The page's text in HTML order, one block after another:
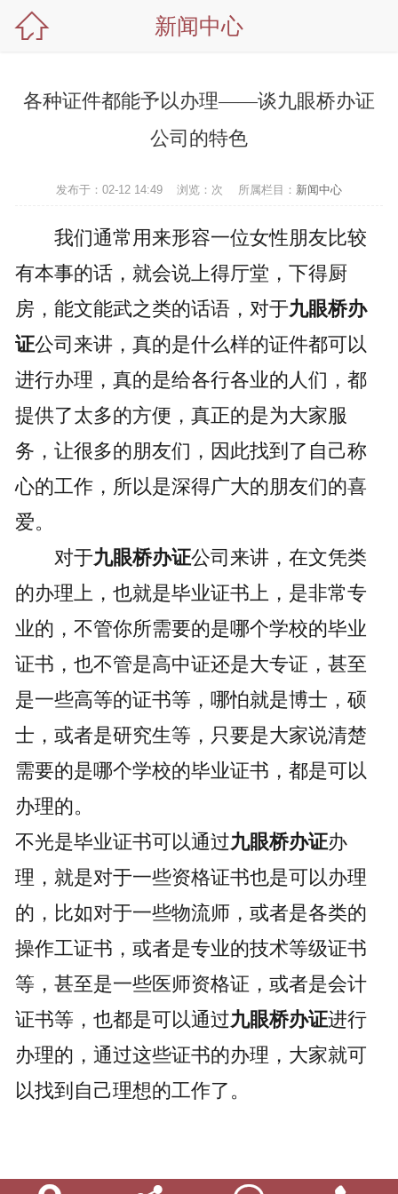
新闻中心
办证流程
联系方式
 新闻中心
各种证件都能予以办理——谈九眼桥办证
公司的特色
发布于：02-12 14:49 浏览： 次 所属栏目： 新闻中心
我们通常用来形容一位女性朋友比较
有本事的话，就会说上得厅堂，下得厨
房，能文能武之类的话语，对于九眼桥办
证公司来讲，真的是什么样的证件都可以
进行办理，真的是给各行各业的人们，都
提供了太多的方便，真正的是为大家服
务，让很多的朋友们，因此找到了自己称
心的工作，所以是深得广大的朋友们的喜
爱。
对于九眼桥办证公司来讲，在文凭类
的办理上，也就是毕业证书上，是非常专
业的，不管你所需要的是哪个学校的毕业
证书，也不管是高中证还是大专证，甚至
是一些高等的证书等，哪怕就是博士，硕
士，或者是研究生等，只要是大家说清楚
需要的是哪个学校的毕业证书，都是可以
办理的。
不光是毕业证书可以通过九眼桥办证办
理，就是对于一些资格证书也是可以办理
的，比如对于一些物流师，或者是各类的
操作工证书，或者是专业的技术等级证书
等，甚至是一些医师资格证，或者是会计
证书等，也都是可以通过九眼桥办证进行
办理的，通过这些证书的办理，大家就可
以找到自己理想的工作了。